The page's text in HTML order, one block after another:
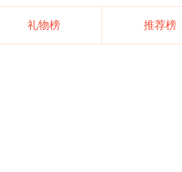
礼物榜 推荐榜